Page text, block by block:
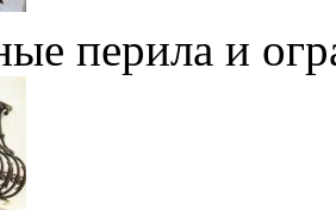
перила и